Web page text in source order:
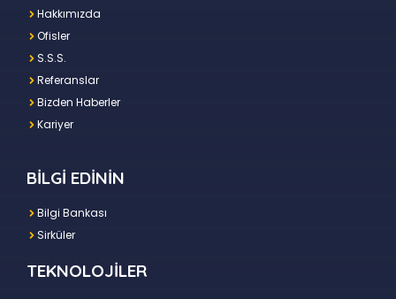
Hakkımızda
Ofisler
S.S.S.
Referanslar
Bizden Haberler
Kariyer
BİLGİ EDİNİN
Bilgi Bankası
Sirküler
TEKNOLOJİLER